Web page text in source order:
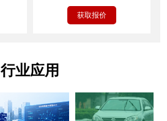
获取报价
行业应用